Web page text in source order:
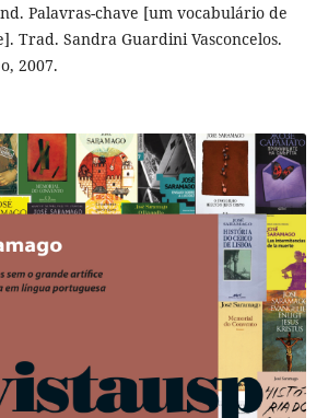
Palavras-chave [um vocabulário de
Trad. Sandra Guardini Vasconcelos.
2007.